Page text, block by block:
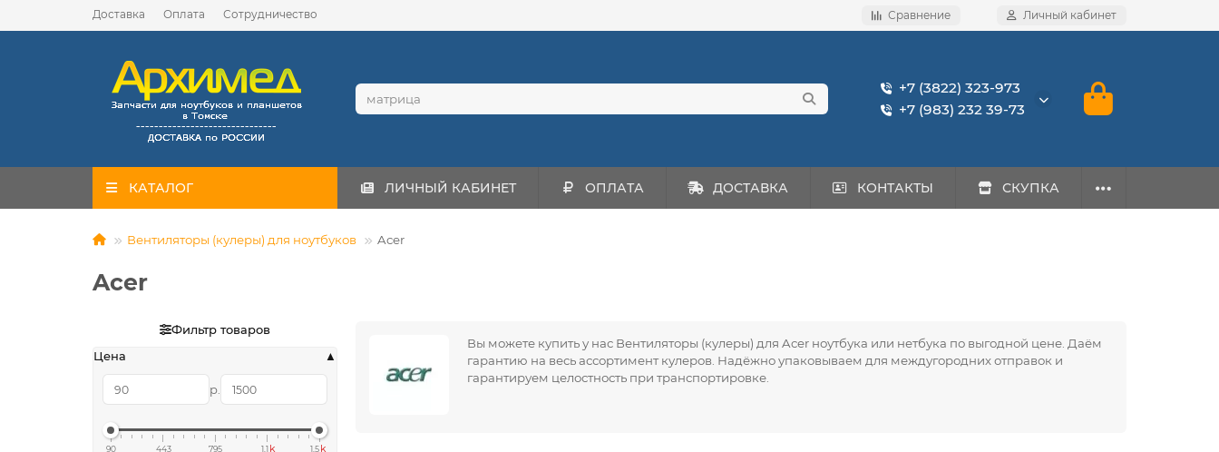
Доставка Оплата Сотрудничество Сравнение Личный кабинет
+7 (3822) 323-973
+7 (983) 232 39-73
КАТАЛОГ ЛИЧНЫЙ КАБИНЕТ ОПЛАТА ДОСТАВКА КОНТАКТЫ СКУПКА
Вентиляторы (кулеры) для ноутбуков Acer
Acer
Фильтр товаров
Цена
р.
90 443 795 1.1 k 1.5 k
Вы можете купить у нас Вентиляторы (кулеры) для Acer ноутбука или нетбука по выгодной цене. Даём
гарантию на весь ассортимент кулеров. Надёжно упаковываем для междугородних отправок и
гарантируем целостность при транспортировке.